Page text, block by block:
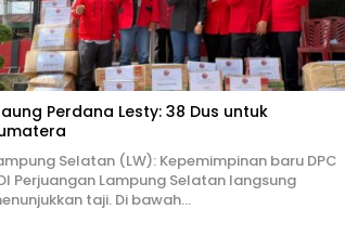
Perdana Lesty: 38 Dus untuk
Selatan (LW): Kepemimpinan baru DPC
Perjuangan Lampung Selatan langsung
taji. Di bawah…